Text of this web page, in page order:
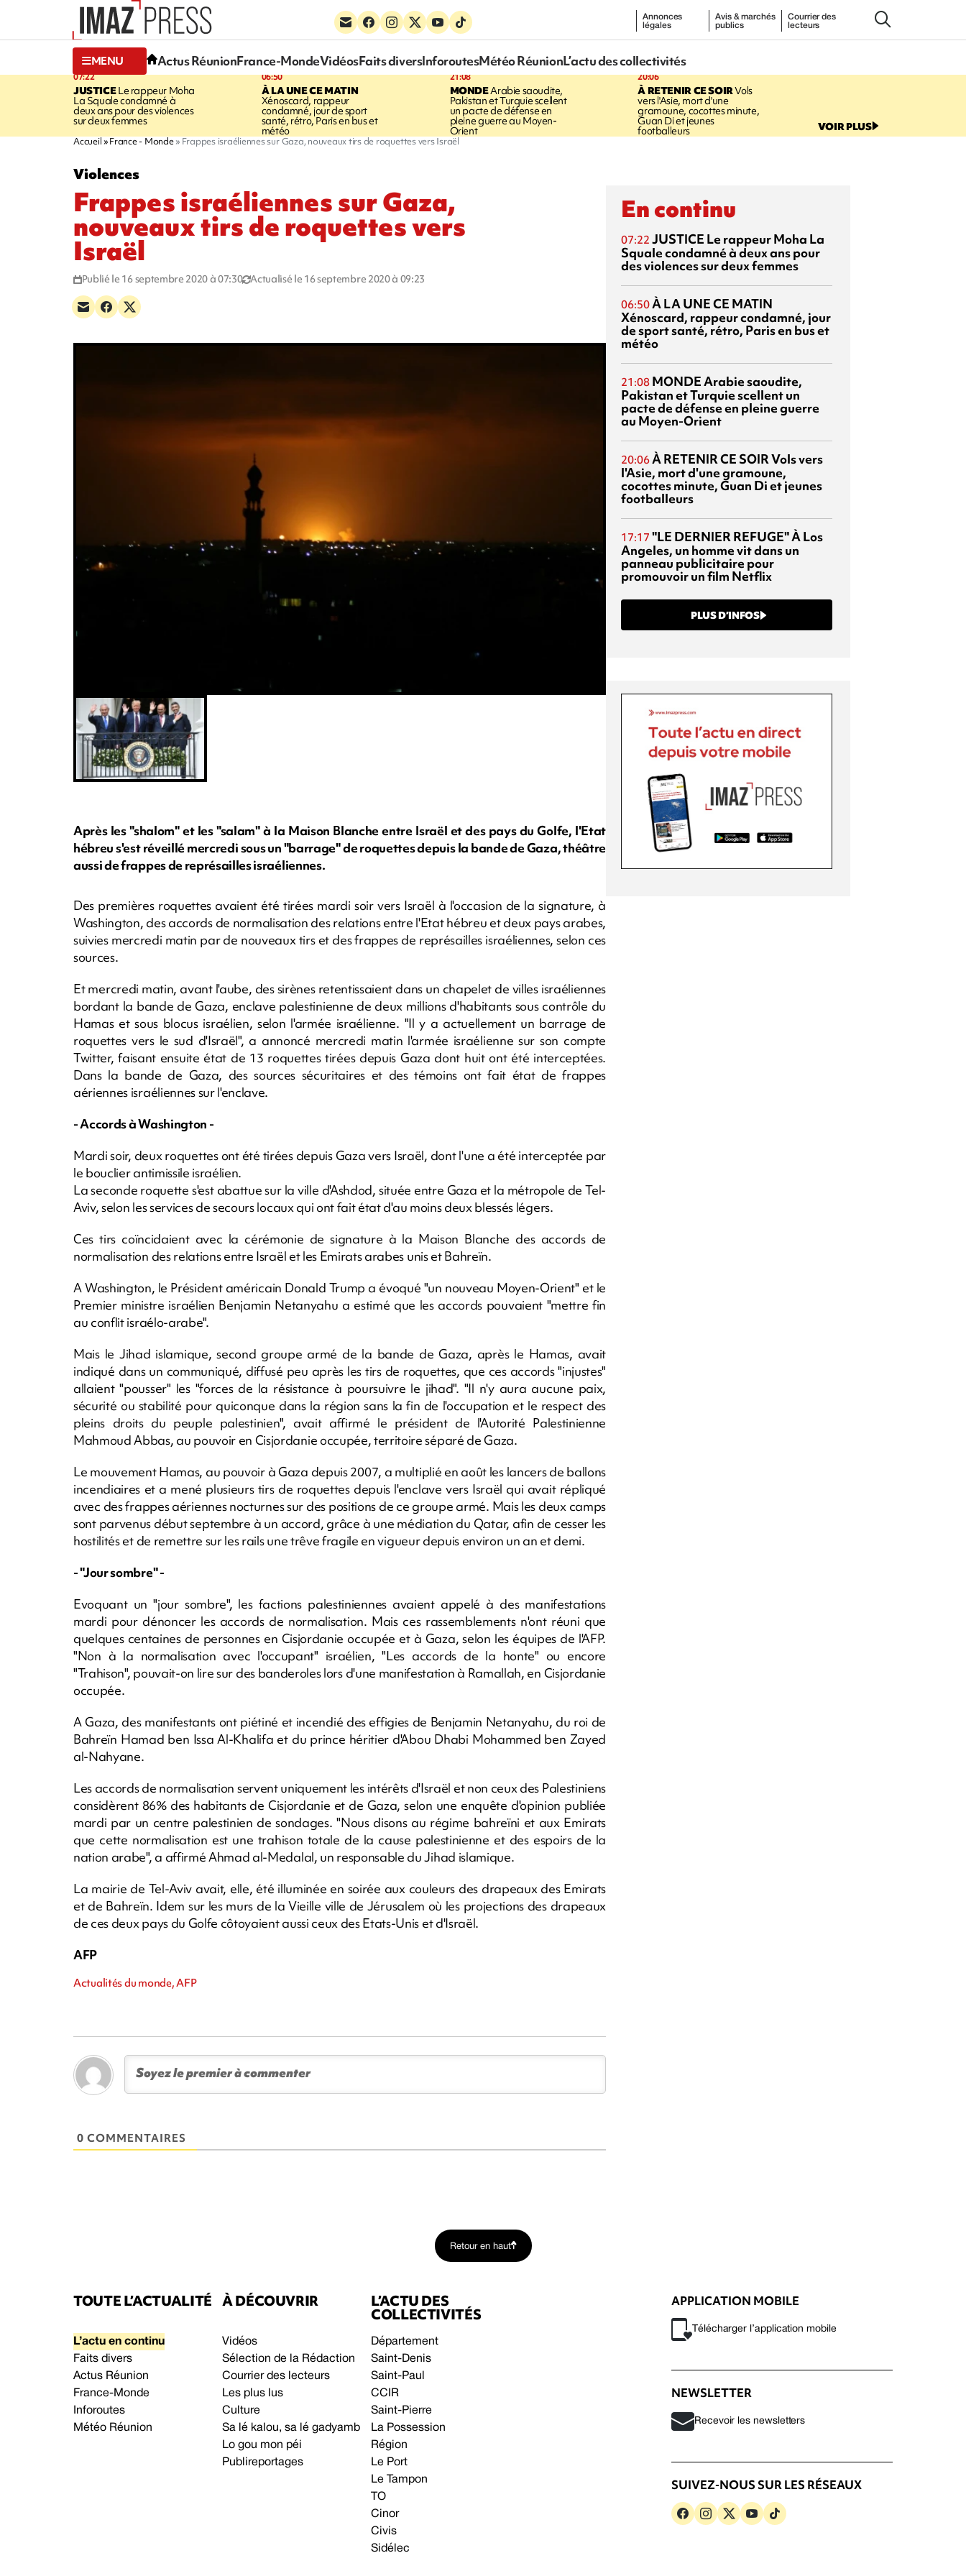
Annonces
légales
Avis & marchés
publics
Courrier des
lecteurs
MENU Actus RéunionFrance-MondeVidéosFaits diversInforoutesMétéo RéunionL’actu des collectivités
07:22
JUSTICELe rappeur Moha
La Squale condamné à
deux ans pour des violences
sur deux femmes
06:50
À LA UNE CE MATIN
Xénoscard, rappeur
condamné, jour de sport
santé, rétro, Paris en bus et
météo
21:08
MONDEArabie saoudite,
Pakistan et Turquie scellent
un pacte de défense en
pleine guerre au Moyen-
Orient
20:06
À RETENIR CE SOIRVols
vers l'Asie, mort d'une
gramoune, cocottes minute,
Guan Di et jeunes
footballeurs VOIR PLUS
Accueil France - Monde Frappes israéliennes sur Gaza, nouveaux tirs de roquettes vers Israël
Violences
Frappes israéliennes sur Gaza,
nouveaux tirs de roquettes vers
Israël
Publié le 16 septembre 2020 à 07:30 Actualisé le 16 septembre 2020 à 09:23
Après les "shalom" et les "salam" à la Maison Blanche entre Israël et des pays du Golfe, l'Etat
hébreu s'est réveillé mercredi sous un "barrage" de roquettes depuis la bande de Gaza, théâtre
aussi de frappes de représailles israéliennes.
Des premières roquettes avaient été tirées mardi soir vers Israël à l'occasion de la signature, à
Washington, des accords de normalisation des relations entre l'Etat hébreu et deux pays arabes,
suivies mercredi matin par de nouveaux tirs et des frappes de représailles israéliennes, selon ces
sources.
Et mercredi matin, avant l'aube, des sirènes retentissaient dans un chapelet de villes israéliennes
bordant la bande de Gaza, enclave palestinienne de deux millions d'habitants sous contrôle du
Hamas et sous blocus israélien, selon l'armée israélienne. "Il y a actuellement un barrage de
roquettes vers le sud d'Israël", a annoncé mercredi matin l'armée israélienne sur son compte
Twitter, faisant ensuite état de 13 roquettes tirées depuis Gaza dont huit ont été interceptées.
Dans la bande de Gaza, des sources sécuritaires et des témoins ont fait état de frappes
aériennes israéliennes sur l'enclave.
- Accords à Washington -
Mardi soir, deux roquettes ont été tirées depuis Gaza vers Israël, dont l'une a été interceptée par
le bouclier antimissile israélien.
La seconde roquette s'est abattue sur la ville d'Ashdod, située entre Gaza et la métropole de Tel-
Aviv, selon les services de secours locaux qui ont fait état d'au moins deux blessés légers.
Ces tirs coïncidaient avec la cérémonie de signature à la Maison Blanche des accords de
normalisation des relations entre Israël et les Emirats arabes unis et Bahreïn.
A Washington, le Président américain Donald Trump a évoqué "un nouveau Moyen-Orient" et le
Premier ministre israélien Benjamin Netanyahu a estimé que les accords pouvaient "mettre fin
au conflit israélo-arabe".
Mais le Jihad islamique, second groupe armé de la bande de Gaza, après le Hamas, avait
indiqué dans un communiqué, diffusé peu après les tirs de roquettes, que ces accords "injustes"
allaient "pousser" les "forces de la résistance à poursuivre le jihad". "Il n'y aura aucune paix,
sécurité ou stabilité pour quiconque dans la région sans la fin de l'occupation et le respect des
pleins droits du peuple palestinien", avait affirmé le président de l'Autorité Palestinienne
Mahmoud Abbas, au pouvoir en Cisjordanie occupée, territoire séparé de Gaza.
Le mouvement Hamas, au pouvoir à Gaza depuis 2007, a multiplié en août les lancers de ballons
incendiaires et a mené plusieurs tirs de roquettes depuis l'enclave vers Israël qui avait répliqué
avec des frappes aériennes nocturnes sur des positions de ce groupe armé. Mais les deux camps
sont parvenus début septembre à un accord, grâce à une médiation du Qatar, afin de cesser les
hostilités et de remettre sur les rails une trêve fragile en vigueur depuis environ un an et demi.
- "Jour sombre" -
Evoquant un "jour sombre", les factions palestiniennes avaient appelé à des manifestations
mardi pour dénoncer les accords de normalisation. Mais ces rassemblements n'ont réuni que
quelques centaines de personnes en Cisjordanie occupée et à Gaza, selon les équipes de l'AFP.
"Non à la normalisation avec l'occupant" israélien, "Les accords de la honte" ou encore
"Trahison", pouvait-on lire sur des banderoles lors d'une manifestation à Ramallah, en Cisjordanie
occupée.
A Gaza, des manifestants ont piétiné et incendié des effigies de Benjamin Netanyahu, du roi de
Bahreïn Hamad ben Issa Al-Khalifa et du prince héritier d'Abou Dhabi Mohammed ben Zayed
al-Nahyane.
Les accords de normalisation servent uniquement les intérêts d'Israël et non ceux des Palestiniens
considèrent 86% des habitants de Cisjordanie et de Gaza, selon une enquête d'opinion publiée
mardi par un centre palestinien de sondages. "Nous disons au régime bahreïni et aux Emirats
que cette normalisation est une trahison totale de la cause palestinienne et des espoirs de la
nation arabe", a affirmé Ahmad al-Medalal, un responsable du Jihad islamique.
La mairie de Tel-Aviv avait, elle, été illuminée en soirée aux couleurs des drapeaux des Emirats
et de Bahreïn. Idem sur les murs de la Vieille ville de Jérusalem où les projections des drapeaux
de ces deux pays du Golfe côtoyaient aussi ceux des Etats-Unis et d'Israël.
AFP
Actualités du monde, AFP
0 COMMENTAIRES
En continu
07:22 JUSTICE Le rappeur Moha La
Squale condamné à deux ans pour
des violences sur deux femmes
06:50À LA UNE CE MATIN
Xénoscard, rappeur condamné, jour
de sport santé, rétro, Paris en bus et
météo
21:08 MONDEArabie saoudite,
Pakistan et Turquie scellent un
pacte de défense en pleine guerre
au Moyen-Orient
20:06À RETENIR CE SOIRVols vers
l'Asie, mort d'une gramoune,
cocottes minute, Guan Di et jeunes
footballeurs
17:17 "LE DERNIER REFUGE"À Los
Angeles, un homme vit dans un
panneau publicitaire pour
promouvoir un film Netflix
PLUS D’INFOS
Retour en haut
TOUTE L’ACTUALITÉ
L’actu en continu
Faits divers
Actus Réunion
France-Monde
Inforoutes
Météo Réunion
À DÉCOUVRIR
Vidéos
Sélection de la Rédaction
Courrier des lecteurs
Les plus lus
Culture
Sa lé kalou, sa lé gadyamb
Lo gou mon péi
Publireportages
L’ACTU DES
COLLECTIVITÉS
Département
Saint-Denis
Saint-Paul
CCIR
Saint-Pierre
La Possession
Région
Le Port
Le Tampon
TO
Cinor
Civis
Sidélec
APPLICATION MOBILE
Télécharger l’application mobile
NEWSLETTER
Recevoir les newsletters
SUIVEZ-NOUS SUR LES RÉSEAUX